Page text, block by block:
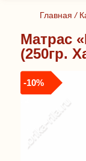
Главная /
Матрас
(250гр.
-10%